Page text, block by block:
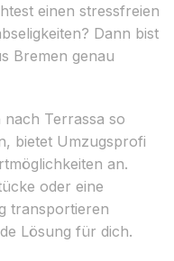
einen stressfreien
Dann bist
Bremen genau
Terrassa so
bietet Umzugsprofi
an.
oder eine
transportieren
Lösung für dich.